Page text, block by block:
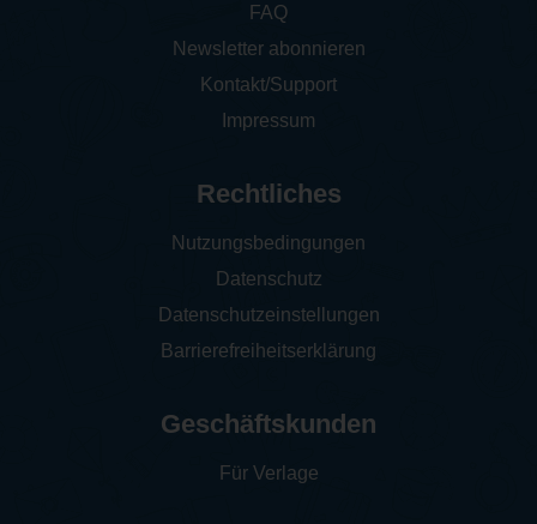
FAQ
Newsletter abonnieren
Kontakt/Support
Impressum
Rechtliches
Nutzungsbedingungen
Datenschutz
Datenschutzeinstellungen
Barrierefreiheitserklärung
Geschäftskunden
Für Verlage